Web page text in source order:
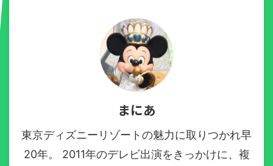
まにあ
東京ディズニーリゾートの魅力に取りつかれ早
20年。 2011年のデレビ出演をきっかけに、複